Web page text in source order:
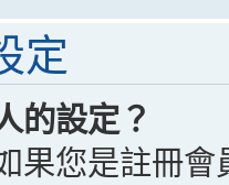
定
的設定？
果您是註冊